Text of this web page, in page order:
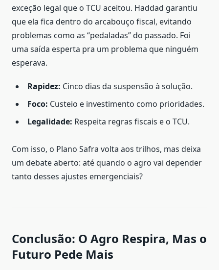
exceção legal que o TCU aceitou. Haddad garantiu
que ela fica dentro do arcabouço fiscal, evitando
problemas como as “pedaladas” do passado. Foi
uma saída esperta pra um problema que ninguém
esperava.
Rapidez: Cinco dias da suspensão à solução.
Foco: Custeio e investimento como prioridades.
Legalidade: Respeita regras fiscais e o TCU.
Com isso, o Plano Safra volta aos trilhos, mas deixa
um debate aberto: até quando o agro vai depender
tanto desses ajustes emergenciais?
Conclusão: O Agro Respira, Mas o
Futuro Pede Mais